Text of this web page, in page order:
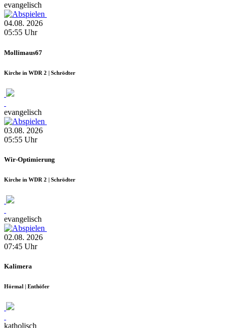
evangelisch
04.08. 2026
05:55 Uhr
Mollimaus67
Kirche in WDR 2 | Schrödter
evangelisch
03.08. 2026
05:55 Uhr
Wir-Optimierung
Kirche in WDR 2 | Schrödter
evangelisch
02.08. 2026
07:45 Uhr
Kalimera
Hörmal | Enthöfer
katholisch